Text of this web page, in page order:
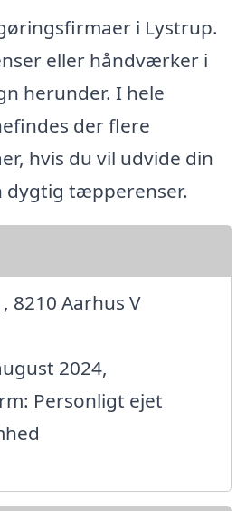
i Lystrup.
eller håndværker i
herunder. I hele
der flere
hvis du vil udvide din
dygtig tæpperenser.
8210 Aarhus V
2024,
Personligt ejet